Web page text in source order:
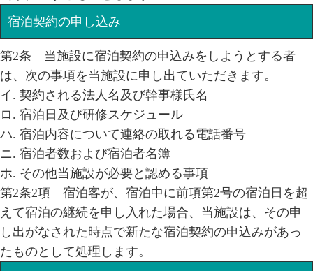
宿泊契約の申し込み
第2条 当施設に宿泊契約の申込みをしようとする者
は、次の事項を当施設に申し出ていただきます。
イ. 契約される法人名及び幹事様氏名
ロ. 宿泊日及び研修スケジュール
ハ. 宿泊内容について連絡の取れる電話番号
ニ. 宿泊者数および宿泊者名簿
ホ. その他当施設が必要と認める事項
第2条2項 宿泊客が、宿泊中に前項第2号の宿泊日を超
えて宿泊の継続を申し入れた場合、当施設は、その申
し出がなされた時点で新たな宿泊契約の申込みがあっ
たものとして処理します。